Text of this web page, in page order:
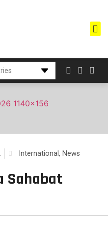
International, News
Sahabat